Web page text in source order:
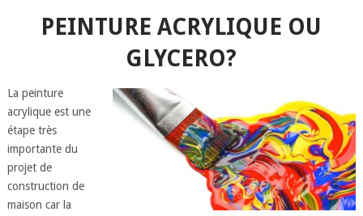
PEINTURE ACRYLIQUE OU
GLYCERO?
La peinture
acrylique est une
étape très
importante du
projet de
construction de
maison car la